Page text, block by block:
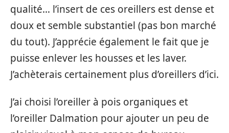
qualité… l’insert de ces oreillers est dense et
doux et semble substantiel (pas bon marché
du tout). J’apprécie également le fait que je
puisse enlever les housses et les laver.
J’achèterais certainement plus d’oreillers d’ici.
J’ai choisi l’oreiller à pois organiques et
l’oreiller Dalmation pour ajouter un peu de